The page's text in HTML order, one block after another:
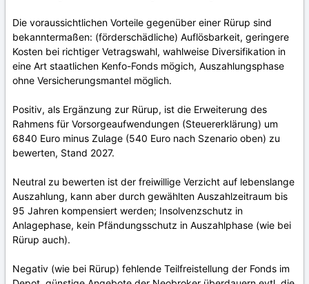
Die voraussichtlichen Vorteile gegenüber einer Rürup sind
bekanntermaßen: (förderschädliche) Auflösbarkeit, geringere
Kosten bei richtiger Vetragswahl, wahlweise Diversifikation in
eine Art staatlichen Kenfo-Fonds mögich, Auszahlungsphase
ohne Versicherungsmantel möglich.
Positiv, als Ergänzung zur Rürup, ist die Erweiterung des
Rahmens für Vorsorgeaufwendungen (Steuererklärung) um
6840 Euro minus Zulage (540 Euro nach Szenario oben) zu
bewerten, Stand 2027.
Neutral zu bewerten ist der freiwillige Verzicht auf lebenslange
Auszahlung, kann aber durch gewählten Auszahlzeitraum bis
95 Jahren kompensiert werden; Insolvenzschutz in
Anlagephase, kein Pfändungsschutz in Auszahlphase (wie bei
Rürup auch).
Negativ (wie bei Rürup) fehlende Teilfreistellung der Fonds im